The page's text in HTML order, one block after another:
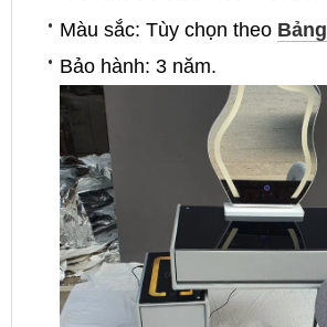
Màu sắc: Tùy chọn theo
Bảo hành: 3 năm.